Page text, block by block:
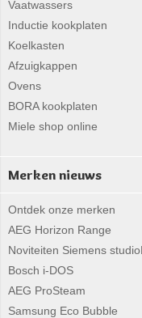
Vaatwassers
Inductie kookplaten
Koelkasten
Afzuigkappen
Ovens
BORA kookplaten
Miele shop online
Merken nieuws
Ontdek onze merken
AEG Horizon Range
Noviteiten Siemens
Bosch i-DOS
AEG ProSteam
Samsung Eco Bubble